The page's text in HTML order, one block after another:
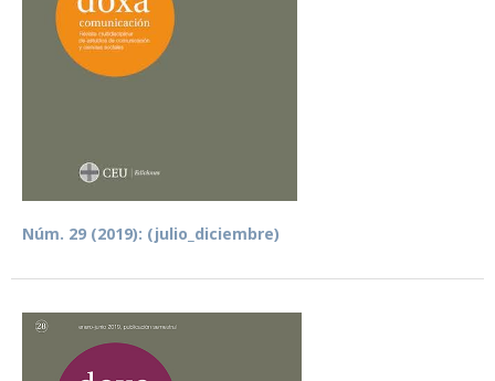
Núm. 29 (2019): (julio_diciembre)